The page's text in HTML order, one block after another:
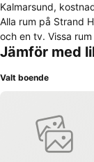
Kalmarsund,
Alla rum på Strand
och en tv. Vissa rum har balkonger med underbar havsutsikt över
Kalmarsund. Hotellet har en privat strand samt en egen gästhamn.
utomhusbrygga
golfklubb är det
Jämför med
Valt boende